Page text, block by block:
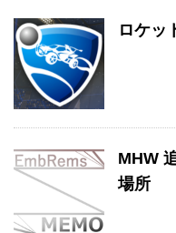
ロケッ
MHW
場所